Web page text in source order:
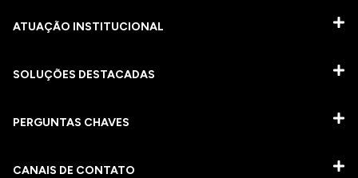
ATUAÇÃO INSTITUCIONAL
SOLUÇÕES DESTACADAS
PERGUNTAS CHAVES​
CANAIS DE CONTATO